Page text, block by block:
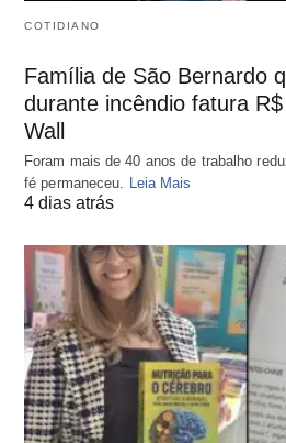
COTIDIANO
Família de São Bernardo
durante incêndio fatura
Wall
Foram mais de 40 anos de trabalho
fé permaneceu. Leia Mais
4 dias atrás